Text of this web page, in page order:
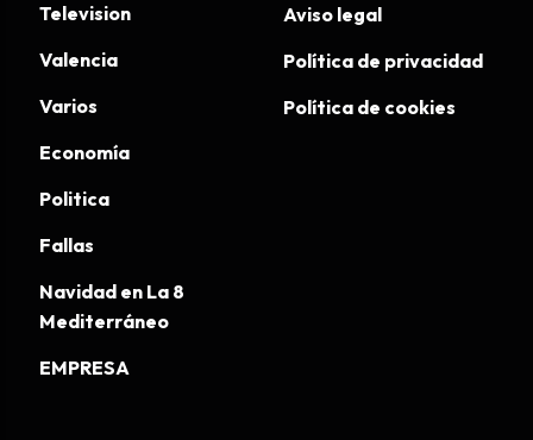
Television
Valencia
Varios
Economía
Politica
Fallas
Navidad en La 8
Mediterráneo
EMPRESA
Aviso legal
Política de privacidad
Política de cookies